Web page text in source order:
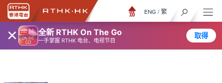
× 全新 RTHK On The Go
一手掌握 RTHK 电台、电视节目
取得
ENG / 繁